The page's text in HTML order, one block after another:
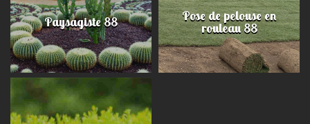
Paysagiste 88 Pose de pelouse en
rouleau 88